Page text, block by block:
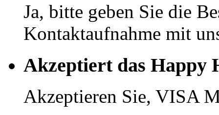
Ja, bitte geben Sie die
Kontaktaufnahme mit
Akzeptiert das Happy
Akzeptieren Sie, VISA